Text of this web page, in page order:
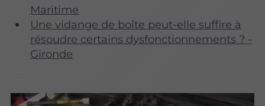
Maritime
Une vidange de boîte peut-elle suffire à
résoudre certains dysfonctionnements ? -
Gironde